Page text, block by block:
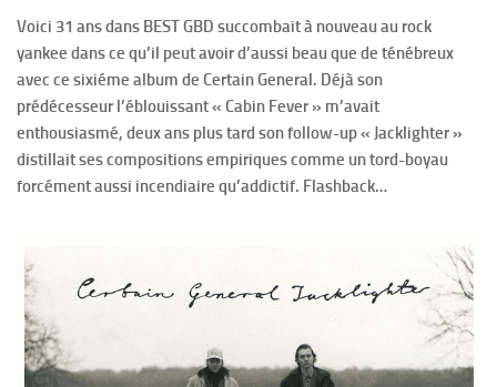
Voici 31 ans dans BEST GBD succombait à nouveau au rock
yankee dans ce qu’il peut avoir d’aussi beau que de ténébreux
avec ce sixiéme album de Certain General. Déjà son
prédécesseur l’éblouissant « Cabin Fever » m’avait
enthousiasmé, deux ans plus tard son follow-up « Jacklighter »
distillait ses compositions empiriques comme un tord-boyau
forcément aussi incendiaire qu’addictif. Flashback…